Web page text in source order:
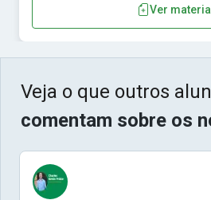
Ver
Veja o que outros
comentam sobre os